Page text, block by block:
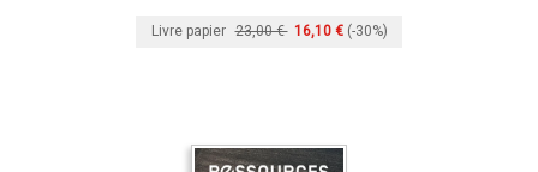
Livre papier 23,00 € 16,10 € (-30%)